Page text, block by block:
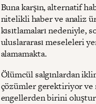
Buna karşın, alternatif
nitelikli haber ve analiz
kısıtlamaları nedeniyle,
uluslararası meseleleri
alamamakta.
Ölümcül salgınlardan
çözümler gerektiriyor ve
engellerden birini